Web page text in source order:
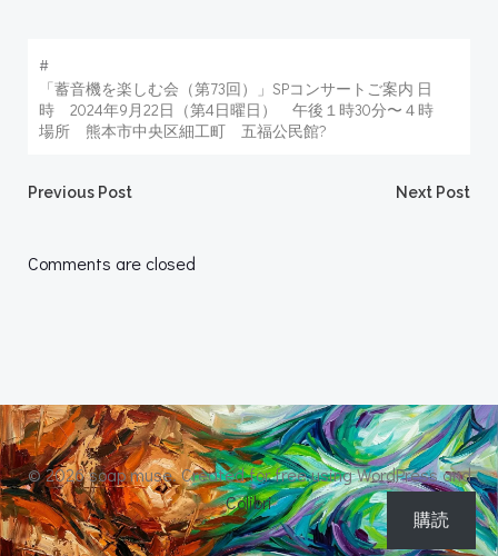
#
「蓄音機を楽しむ会（第73回）」SPコンサートご案内 日
時 2024年9月22日（第4日曜日） 午後１時30分〜４時
場所 熊本市中央区細工町 五福公民館?
Post
navigation
Previous Post Next Post
Comments are closed
© 2026 soap muse. Created for free using WordPress and
Colibri
購読